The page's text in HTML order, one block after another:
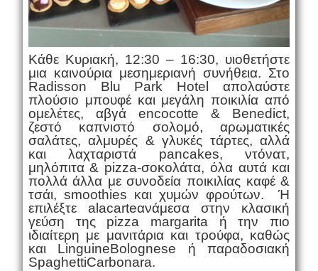
Κάθε Κυριακή, 12:30 – 16:30, υιοθετήστε
μια καινούρια μεσημεριανή συνήθεια. Στο
Radisson Blu Park Hotel απολαύστε
πλούσιο μπουφέ και μεγάλη ποικιλία από
ομελέτες, αβγά encocotte & Benedict,
ζεστό καπνιστό σολομό, αρωματικές
σαλάτες, αλμυρές & γλυκές τάρτες, αλλά
και λαχταριστά pancakes, ντόνατ,
μηλόπιτα & pizza-σοκολάτα, όλα αυτά και
πολλά άλλα με συνοδεία ποικιλίας καφέ &
τσάι, smoothies και χυμών φρούτων. Ή
επιλέξτε alacarteανάμεσα στην κλασική
γεύση της pizza margarita ή την πιο
ιδιαίτερη με μανιτάρια και τρούφα, καθώς
και LinguineBolognese ή παραδοσιακή
SpaghettiCarbonara.